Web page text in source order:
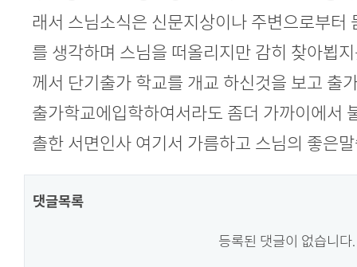
래서 스님소식은 신문지상이나 주변으로부터
를 생각하며 스님을 떠올리지만 감히 찾아뵙
께서 단기출가 학교를 개교 하신것을 보고 출
출가학교에입학하여서라도 좀더 가까이에서
촐한 서면인사 여기서 가름하고 스님의 좋은
댓글목록
등록된 댓글이 없습니다.